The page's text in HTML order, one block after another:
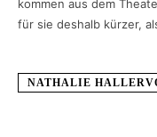
kommen aus dem
für sie deshalb kürzer,
NATHALIE